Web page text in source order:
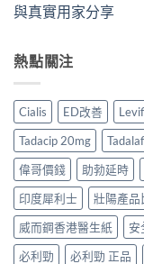
與真實用家分享
熱點關注
Cialis ED改善
Tadacip 20mg
偉哥價錢
助勃延時
印度犀利士
壯陽產品
威而鋼香港醫生紙
安
必利勁
必利勁 正品